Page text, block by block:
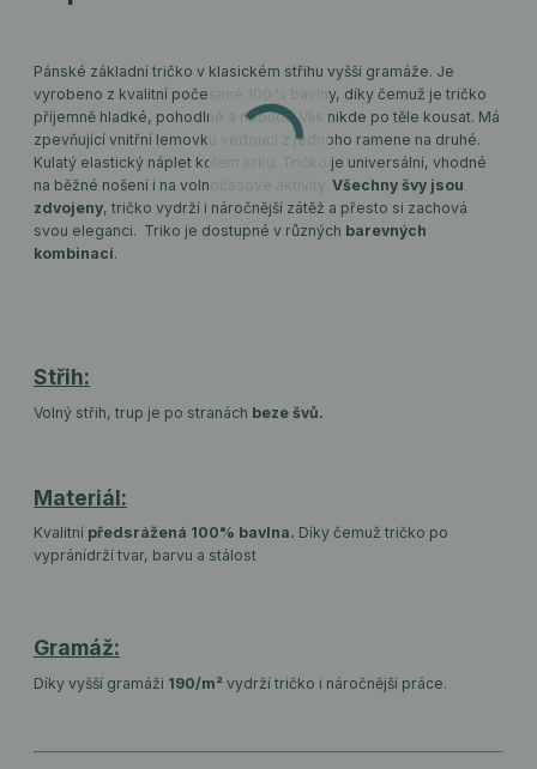
Pánské základní tričko v klasickém střihu vyšší gramáže. Je
vyrobeno z kvalitní počesané 100% bavlny, díky čemuž je tričko
příjemně hladké, pohodlné a nebude Vás nikde po těle kousat. Má
zpevňující vnitřní lemovku vedoucí z jednoho ramene na druhé.
Kulatý elastický náplet kolem krku. Tričko je universální, vhodné
na běžné nošení i na volnočasové aktivity.Všechny švy jsou
zdvojeny, tričko vydrží i náročnější zátěž a přesto si zachová
svou eleganci. Triko je dostupné v různých barevných
kombinací.
Střih:
Volný střih, trup je po stranách beze švů.
Materiál:
Kvalitní předsrážená 100% bavlna. Díky čemuž tričko po
vypránídrží tvar, barvu a stálost
Gramáž:
Díky vyšší gramáži 190/m²vydrží tričko i náročnější práce.